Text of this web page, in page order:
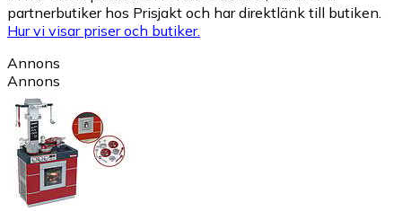
partnerbutiker hos Prisjakt och har direktlänk till butiken.
Hur vi visar priser och butiker.
Annons
Annons